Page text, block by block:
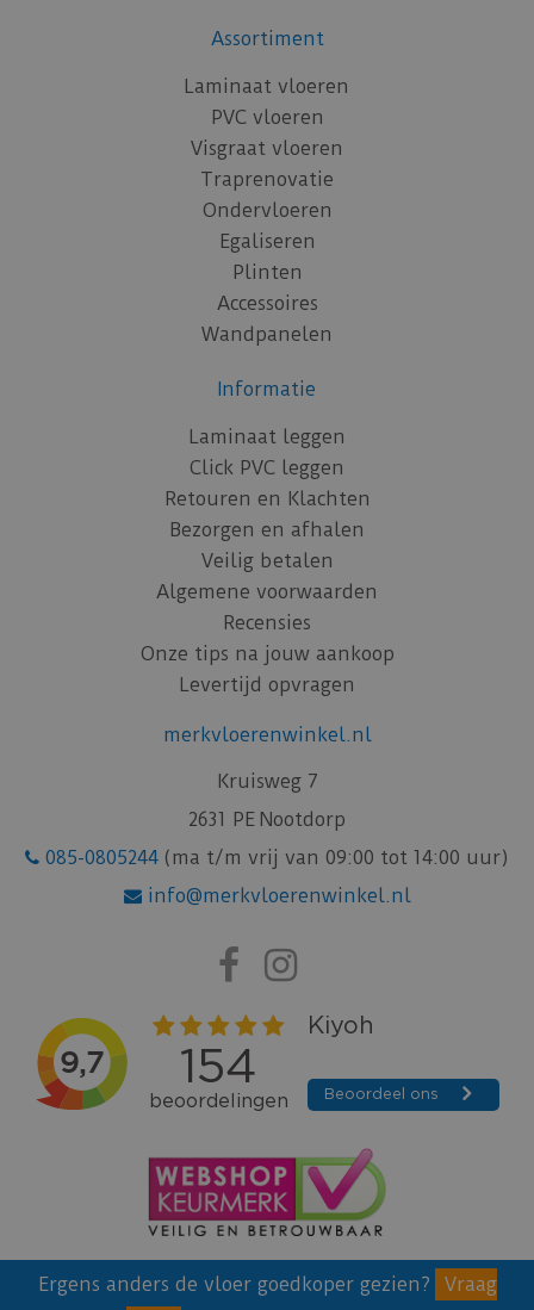
Assortiment
Laminaat vloeren
PVC vloeren
Visgraat vloeren
Traprenovatie
Ondervloeren
Egaliseren
Plinten
Accessoires
Wandpanelen
Informatie
Laminaat leggen
Click PVC leggen
Retouren en Klachten
Bezorgen en afhalen
Veilig betalen
Algemene voorwaarden
Recensies
Onze tips na jouw aankoop
Levertijd opvragen
merkvloerenwinkel.nl
Kruisweg 7
2631 PE Nootdorp
085-0805244 (ma t/m vrij van 09:00 tot 14:00 uur)
info@merkvloerenwinkel.nl
Ergens anders de vloer goedkoper gezien? Vraag